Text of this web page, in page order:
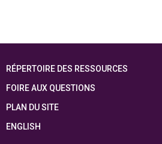
RÉPERTOIRE DES RESSOURCES
FOIRE AUX QUESTIONS
PLAN DU SITE
ENGLISH